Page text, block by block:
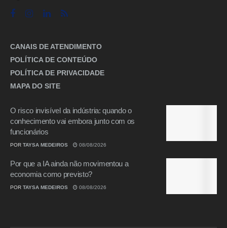
CANAIS DE ATENDIMENTO
POLÍTICA DE CONTEÚDO
POLÍTICA DE PRIVACIDADE
MAPA DO SITE
O risco invisível da indústria: quando o
conhecimento vai embora junto com os
funcionários
POR TAYSA MEDEIROS 08/08/2026
Por que a IA ainda não movimentou a
economia como previsto?
POR TAYSA MEDEIROS 08/08/2026